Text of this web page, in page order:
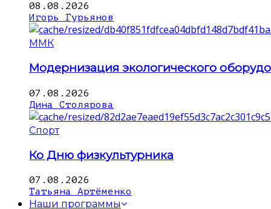
08.08.2026
Игорь Гурьянов
ММК
Модернизация экологического
07.08.2026
Дина Столярова
Спорт
Ко Дню физкультурника
07.08.2026
Татьяна Артёменко
Наши программы